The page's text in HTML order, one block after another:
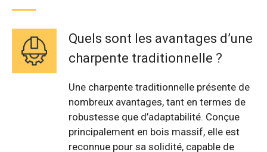
Quels sont les avantages d’une
charpente traditionnelle ?
Une charpente traditionnelle présente de
nombreux avantages, tant en termes de
robustesse que d’adaptabilité. Conçue
principalement en bois massif, elle est
reconnue pour sa solidité, capable de